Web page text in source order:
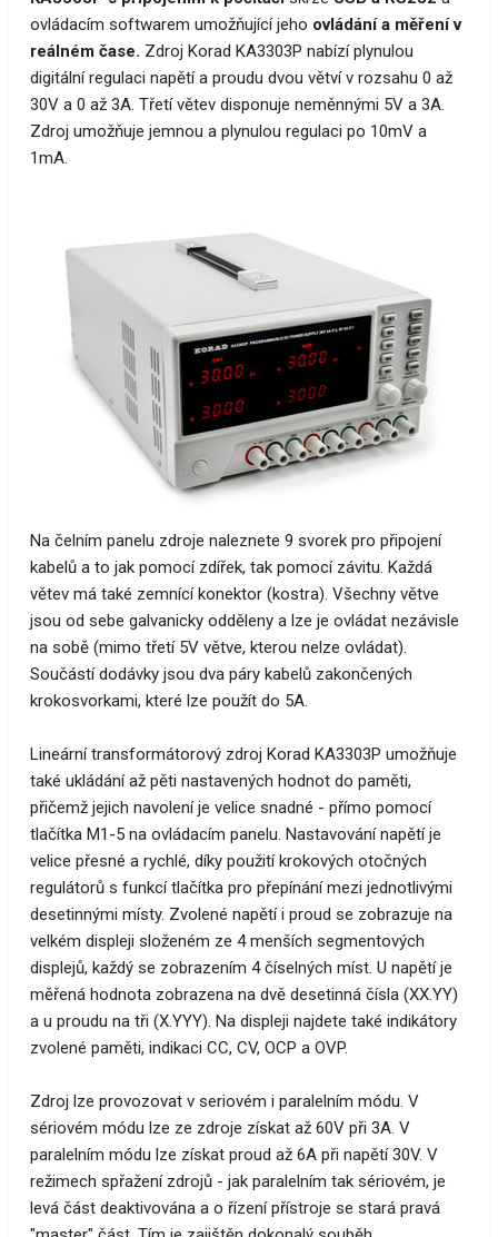
ovládacím softwarem umožňující jeho ovládání a měření v
reálném čase. Zdroj Korad KA3303P nabízí plynulou
digitální regulaci napětí a proudu dvou větví v rozsahu 0 až
30V a 0 až 3A. Třetí větev disponuje neměnnými 5V a 3A.
Zdroj umožňuje jemnou a plynulou regulaci po 10mV a
1mA.
Na čelním panelu zdroje naleznete 9 svorek pro připojení
kabelů a to jak pomocí zdířek, tak pomocí závitu. Každá
větev má také zemnící konektor (kostra). Všechny větve
jsou od sebe galvanicky odděleny a lze je ovládat nezávisle
na sobě (mimo třetí 5V větve, kterou nelze ovládat).
Součástí dodávky jsou dva páry kabelů zakončených
krokosvorkami, které lze použít do 5A.
Lineární transformátorový zdroj Korad KA3303P umožňuje
také ukládání až pěti nastavených hodnot do paměti,
přičemž jejich navolení je velice snadné - přímo pomocí
tlačítka M1-5 na ovládacím panelu. Nastavování napětí je
velice přesné a rychlé, díky použití krokových otočných
regulátorů s funkcí tlačítka pro přepínání mezi jednotlivými
desetinnými místy. Zvolené napětí i proud se zobrazuje na
velkém displeji složeném ze 4 menších segmentových
displejů, každý se zobrazením 4 číselných míst. U napětí je
měřená hodnota zobrazena na dvě desetinná čísla (XX.YY)
a u proudu na tři (X.YYY). Na displeji najdete také indikátory
zvolené paměti, indikaci CC, CV, OCP a OVP.
Zdroj lze provozovat v seriovém i paralelním módu. V
sériovém módu lze ze zdroje získat až 60V při 3A. V
paralelním módu lze získat proud až 6A při napětí 30V. V
režimech spřažení zdrojů - jak paralelním tak sériovém, je
levá část deaktivována a o řízení přístroje se stará pravá